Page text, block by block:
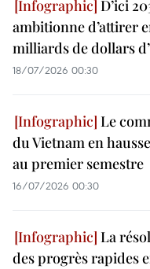
D’ici
ambitionne d’attirer
milliards de dollars
18/07/2026 00:30
Le
du Vietnam en
au premier semestre
16/07/2026 00:30
La
des progrès rapides